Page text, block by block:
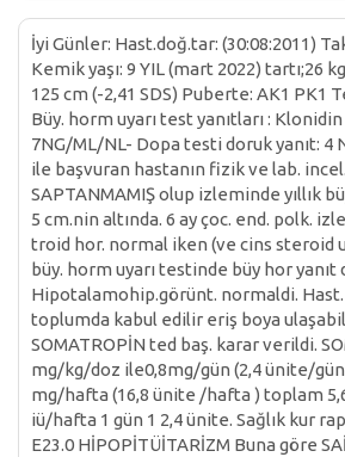
İyi Günler: Hast.doğ.tar: (30:08:2011)
Kemik yaşı: 9 YIL (mart 2022) tartı;26
125 cm (-2,41 SDS) Puberte: AK1 PK1
Büy. horm uyarı test yanıtları :
7NG/ML/NL- Dopa testi doruk yanıt: 4
ile başvuran hastanın fizik ve lab.
SAPTANMAMIŞ olup izleminde yıllık
5 cm.nin altında. 6 ay çoc. end. polk.
troid hor. normal iken (ve cins steroid
büy. horm uyarı testinde büy hor yanıt
Hipotalamohip.görünt. normaldi. Hast.
toplumda kabul edilir eriş boya
SOMATROPİN ted baş. karar verildi.
mg/kg/doz ile0,8mg/gün (2,4 ünite/
mg/hafta (16,8 ünite /hafta ) toplam
iü/hafta 1 gün 1 2,4 ünite. Sağlık kur
E23.0 HİPOPİTÜİTARİZM Buna göre